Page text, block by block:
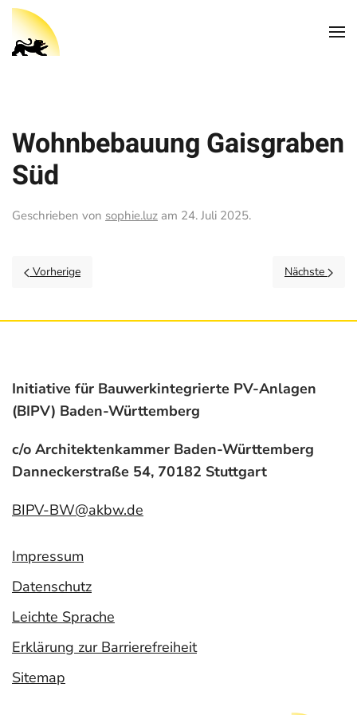
Wohnbebauung Gaisgraben
Süd
Geschrieben von sophie.luz am 24. Juli 2025.
Vorherige Nächste
Initiative für Bauwerkintegrierte PV-Anlagen
(BIPV) Baden-Württemberg
c/o Architektenkammer Baden-Württemberg
Danneckerstraße 54, 70182 Stuttgart
BIPV-BW@akbw.de
Impressum
Datenschutz
Leichte Sprache
Erklärung zur Barrierefreiheit
Sitemap